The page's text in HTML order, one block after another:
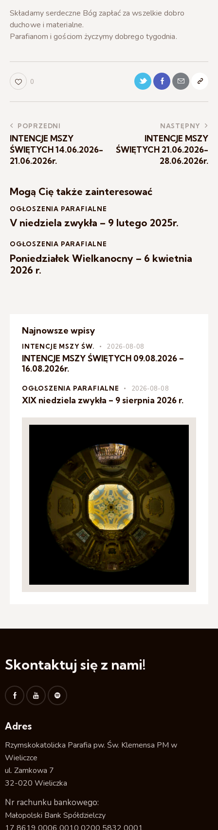
Składamy serdeczne Bóg zapłać za wszelkie dobro
duchowe i materialne.
Parafianom i gościom życzymy dobrego tygodnia.
0
POPRZEDNI
INTENCJE MSZY
ŚWIĘTYCH 14.06.2026-
21.06.2026r.
NASTĘPNY
INTENCJE MSZY
ŚWIĘTYCH 21.06.2026-
28.06.2026r.
Mogą Cię także zainteresować
OGŁOSZENIA PARAFIALNE
V niedziela zwykła – 9 lutego 2025r.
OGŁOSZENIA PARAFIALNE
Poniedziałek Wielkanocny – 6 kwietnia
2026 r.
Najnowsze wpisy
INTENCJE MSZY ŚW. 2026-08-08
INTENCJE MSZY ŚWIĘTYCH 09.08.2026 –
16.08.2026r.
OGŁOSZENIA PARAFIALNE 2026-08-08
XIX niedziela zwykła – 9 sierpnia 2026 r.
Skontaktuj się z nami!
Adres
Rzymskokatolicka Parafia pw. Św. Klemensa PM w
Wieliczce
ul. Zamkowa 7
32-020 Wieliczka
Nr rachunku bankowego:
Małopolski Bank Spółdzielczy